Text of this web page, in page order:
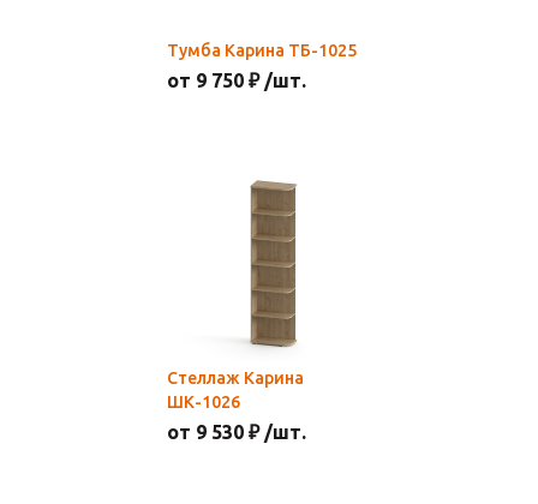
Тумба Карина ТБ-1025
от 9 750 ₽ /шт.
Стеллаж Карина
ШК-1026
от 9 530 ₽ /шт.